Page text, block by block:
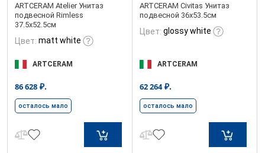
ARTCERAM Atelier Унитаз
подвесной Rimless
37.5х52.5см
Цвет: matt white
ARTCERAM
86 628 ₽.
осталось мало
ARTCERAM Civitas Унитаз
подвесной 36x53.5см
Цвет: glossy white
ARTCERAM
62 264₽.
осталось мало